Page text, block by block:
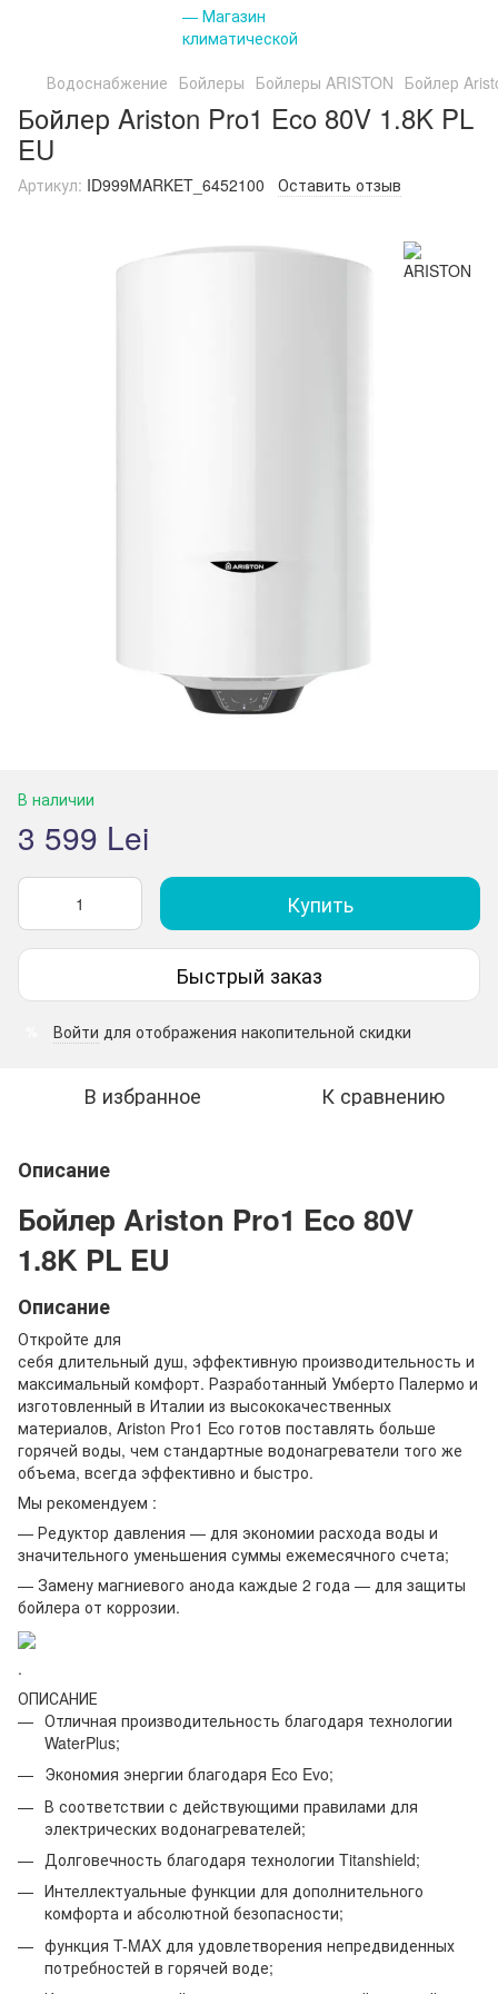
Водоснабжение Бойлеры Бойлеры ARISTON Бойлер
Бойлер Ariston Pro1 Eco 80V 1.8K PL
EU
Артикул: ID999MARKET_6452100 Оставить отзыв
В наличии
3 599 Lei
Купить
Быстрый заказ
Войти для отображения накопительной скидки
В избранное К сравнению
Описание
Бойлер Ariston Pro1 Eco 80V
1.8K PL EU
Описание
Откройте для
себя длительный душ, эффективную производительность и
максимальный комфорт. Разработанный Умберто Палермо и
изготовленный в Италии из высококачественных
материалов, Ariston Pro1 Eco готов поставлять больше
горячей воды, чем стандартные водонагреватели того же
объема, всегда эффективно и быстро.
Мы рекомендуем :
— Редуктор давления — для экономии расхода воды и
значительного уменьшения суммы ежемесячного счета;
— Замену магниевого анода каждые 2 года — для защиты
бойлера от коррозии.
.
ОПИСАНИЕ
Отличная производительность благодаря технологии
WaterPlus;
Экономия энергии благодаря Eco Evo;
В соответствии с действующими правилами для
электрических водонагревателей;
Долговечность благодаря технологии Titanshield;
Интеллектуальные функции для дополнительного
комфорта и абсолютной безопасности;
функция T-MAX для удовлетворения непредвиденных
потребностей в горячей воде;